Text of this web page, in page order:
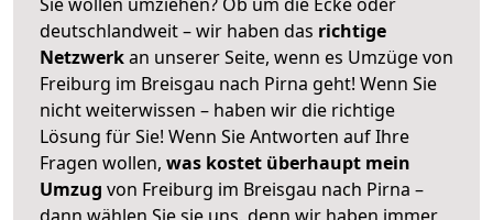
deutschlandweit – wir haben das richtige
Netzwerkan unserer Seite, wenn es Umzüge von
Freiburg im Breisgau nach Pirna geht! Wenn Sie
nicht weiterwissen – haben wir die richtige
Lösung für Sie! Wenn Sie Antworten auf Ihre
Fragen wollen, was kostet überhaupt mein
Umzug von Freiburg im Breisgau nach Pirna –